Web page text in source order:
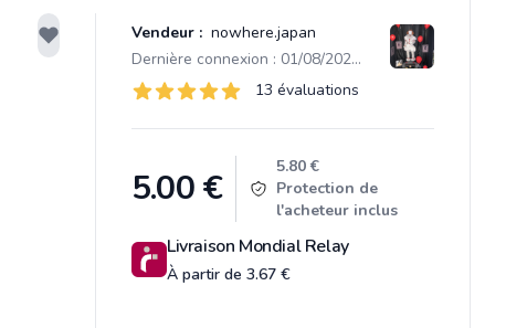
Vendeur : nowhere.japan
Dernière connexion : 01/08/2026 09:12
Évaluations
13 sur 5 étoiles 13 évaluations
Product information
5.00€
5.80 €
Protection de
l'acheteur inclus
Livraison Mondial Relay
À partir de 3.67 €